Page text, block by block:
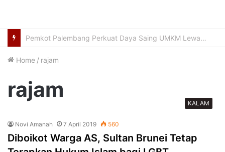
Usung Filosofi Kapal Sriwijaya, Masjid Al Fathul Akbar Siap Tampil Lebih Ikonik
Home / rajam
rajam
KALAM
Novi Amanah 7 April 2019 560
Diboikot Warga AS, Sultan Brunei Tetap